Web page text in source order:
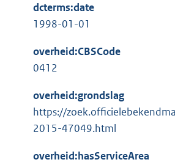
dcterms:date
1998-01-01
overheid:CBSCode
0412
overheid:grondslag
https://
2015-47049.html
overheid:hasServiceArea